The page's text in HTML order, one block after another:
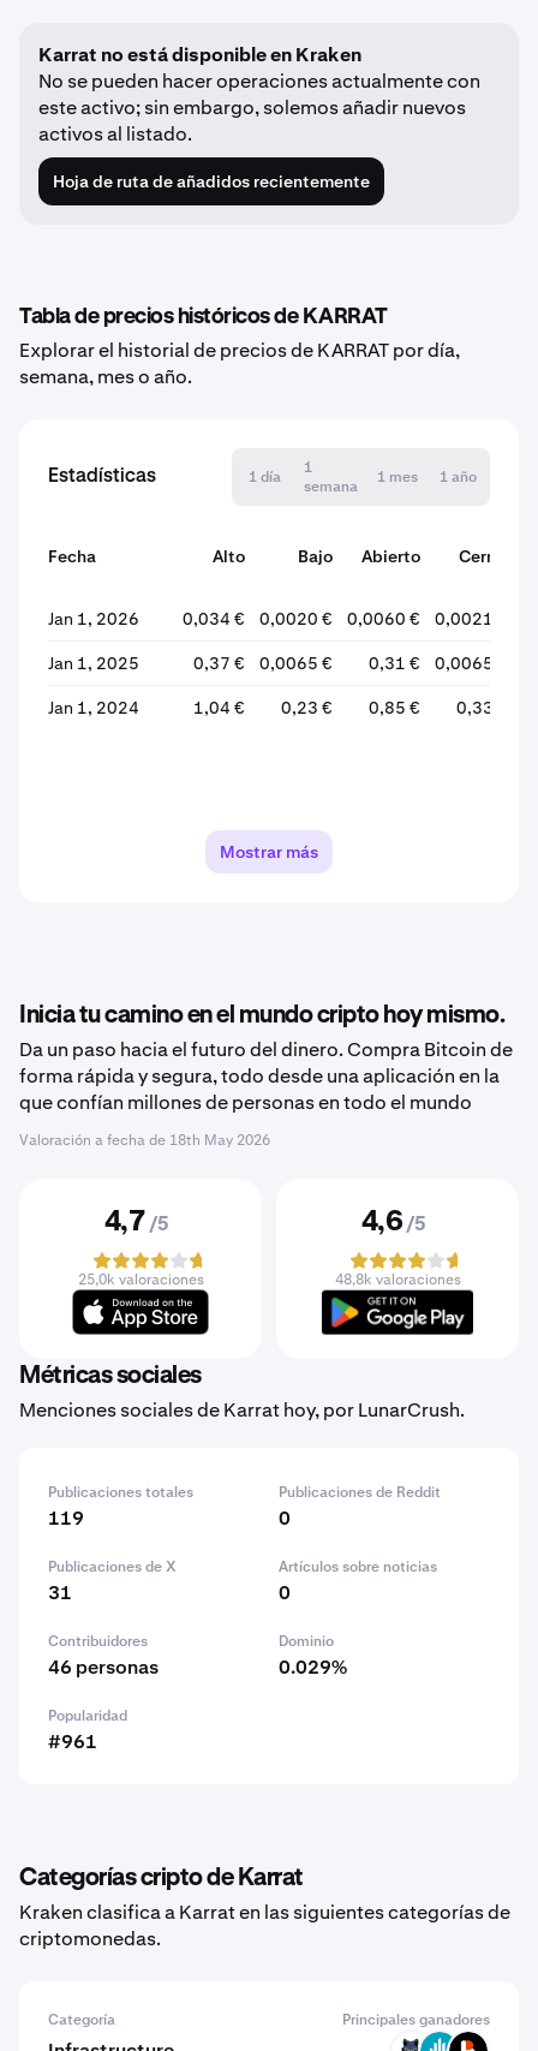
Karrat no está disponible en Kraken
No se pueden hacer operaciones actualmente con
este activo; sin embargo, solemos añadir nuevos
activos al listado.
Hoja de ruta de añadidos recientemente
Tabla de precios históricos de KARRAT
Explorar el historial de precios de KARRAT por día,
semana, mes o año.
Estadísticas 1 día
1
semana
1 mes 1 año
Fecha Alto Bajo Abierto
Cerrar
Jan 1, 2026
0,034 € 0,0020 € 0,0060 € 0,0021 €
Jan 1, 2025 0,37 € 0,0065 € 0,31 € 0,0065 €
Jan 1, 2024 1,04 € 0,23 € 0,85 € 0,33 €
Mostrar más
Inicia tu camino en el mundo cripto hoy mismo.
Da un paso hacia el futuro del dinero. Compra Bitcoin de
forma rápida y segura, todo desde una aplicación en la
que confían millones de personas en todo el mundo
Valoración a fecha de 18th May 2026
4,7 /5
25,0k valoraciones
4,6 /5
48,8k valoraciones
Métricas sociales
Menciones sociales de Karrat hoy, por LunarCrush.
Publicaciones totales
119
Publicaciones de Reddit
0
Publicaciones de X
31
Artículos sobre noticias
0
Contribuidores
46 personas
Dominio
0.029%
Popularidad
#961
Categorías cripto de Karrat
Kraken clasifica a Karrat en las siguientes categorías de
criptomonedas.
Categoría Principales ganadores